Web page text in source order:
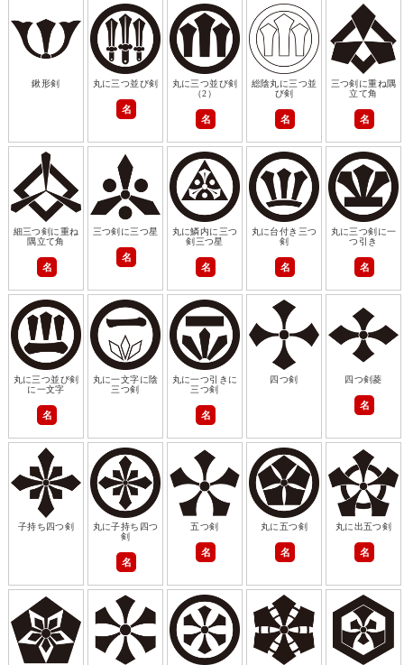
鍬形剣 丸に三つ並び剣
名
丸に三つ並び剣
（2）
名
総陰丸に三つ並
び剣
名
三つ剣に重ね隅
立て角
名
細三つ剣に重ね
隅立て角
名
三つ剣に三つ星
名
丸に鱗内に三つ
剣三つ星
名
丸に台付き三つ
剣
名
丸に三つ剣に一
つ引き
名
丸に三つ並び剣
に一文字
名
丸に一文字に陰
三つ剣
丸に一つ引きに
三つ剣
名
四つ剣 四つ剣菱
名
子持ち四つ剣
丸に子持ち四つ
剣
名
五つ剣
名
丸に五つ剣
名
丸に出五つ剣
名